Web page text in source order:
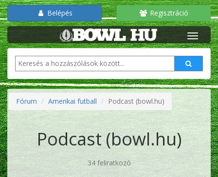
Belépés Regisztráció
Fórum Amerikai futball Podcast (bowl.hu)
Podcast (bowl.hu)
34 feliratkozó